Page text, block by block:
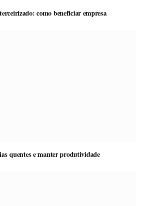
como beneficiar empresa
quentes e manter produtividade